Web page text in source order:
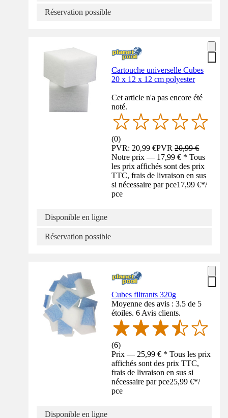
Réservation possible
Cartouche universelle Cubes
20 x 12 x 12 cm polyester
Cet article n'a pas encore été
noté.
(0)
PVR: 20,99 €PVR20,99 €
Notre prix — 17,99 € * Tous
les prix affichés sont des prix
TTC, frais de livraison en sus
si nécessaire par pce17,99 €*/
pce
Disponible en ligne
Réservation possible
Cubes filtrants 320g
Moyenne des avis : 3.5 de 5
étoiles. 6 Avis clients.
(6)
Prix — 25,99 € * Tous les prix
affichés sont des prix TTC,
frais de livraison en sus si
nécessaire par pce25,99 €*/
pce
Disponible en ligne